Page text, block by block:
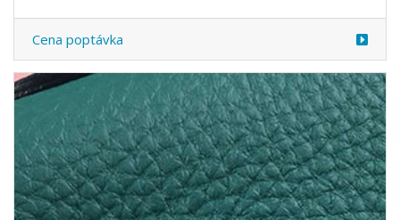
5477784 /hodinky z PATEK PHILIPPE
Cena poptávka